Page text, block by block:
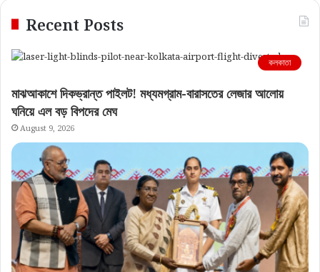
Recent Posts
কলকাতা
মাঝআকাশে দিকভ্রান্ত পাইলট! মধ্যমগ্রাম-বারাসতের লেজার আলোয়
ঘনিয়ে এল বড় বিপদের মেঘ
August 9, 2026